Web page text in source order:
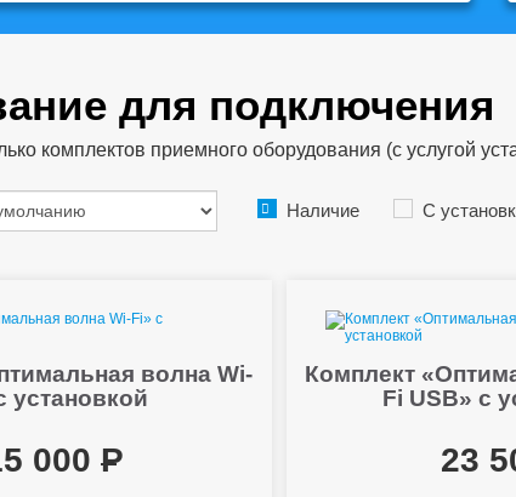
для подключения
комплектов приемного оборудования (с услугой
Наличие С
волна Wi-
установкой
000
Комплект
Fi USB» с
23